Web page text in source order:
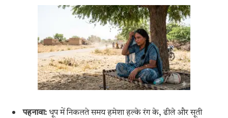
पहनावा: धूप में निकलते समय हमेशा हल्के रंग के, ढीले और सूती